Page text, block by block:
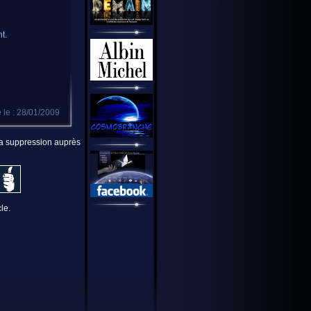
le : 28/01/2009
suppression auprès